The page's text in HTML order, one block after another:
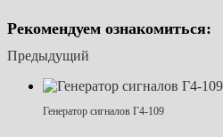
Рекомендуем ознакомиться:
Предыдущий
Генератор сигналов Г4-109